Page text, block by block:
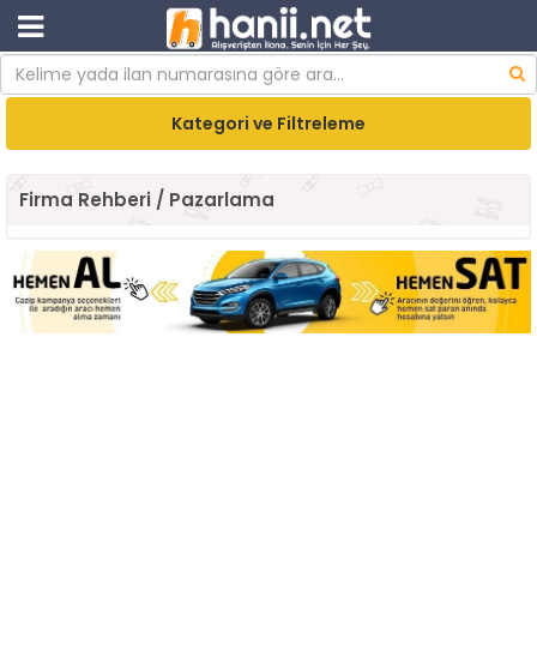
Kategori ve Filtreleme
Firma Rehberi / Pazarlama